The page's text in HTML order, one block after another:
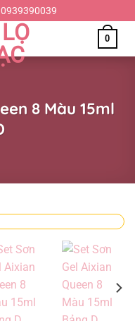
0939390039
0
8 Màu 15ml